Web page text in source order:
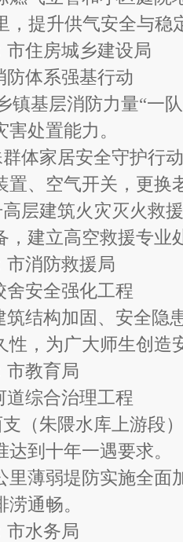
，提升供气安全与稳
市住房城乡建设局
防体系强基行动
镇基层消防力量“一
处置能力。
体家居安全守护行
置、空气开关，更换
层建筑火灾灭火救
，建立高空救援专业
市消防救援局
舍安全强化工程
筑结构加固、安全隐
性，为广大师生创造
市教育局
道综合治理工程
（朱隈水库上游段
到十年一遇要求。
里薄弱堤防实施全面
通畅。
市水务局